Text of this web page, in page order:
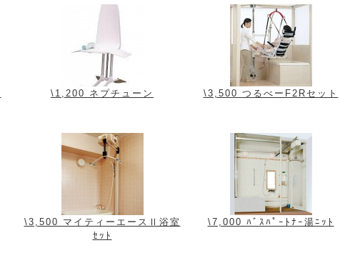
\1,200 ネプチューン \3,500 つるべーF2Rセット
\3,500 マイティーエースⅡ浴室
ｾｯﾄ
\7,000 ﾊﾞｽﾊﾟｰﾄﾅｰ湯ﾆｯﾄ